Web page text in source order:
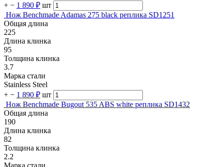
+ − 1 890 ₽ шт
Нож Benchmade Adamas 275 black реплика SD1251
Общая длина
225
Длина клинка
95
Толщина клинка
3.7
Марка стали
Stainless Steel
+ − 1 890 ₽ шт
Нож Benchmade Bugout 535 ABS white реплика SD1432
Общая длина
190
Длина клинка
82
Толщина клинка
2.2
Марка стали